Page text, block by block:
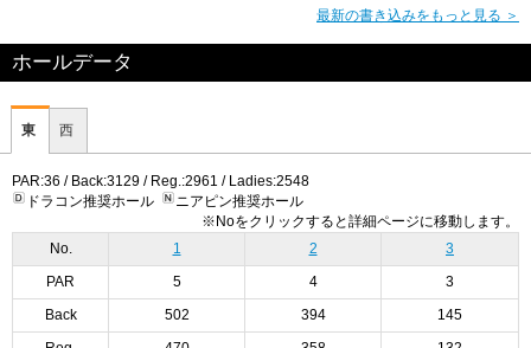
最新の書き込みをもっと見る ＞
ホールデータ
東 西
PAR:36 / Back:3129 / Reg.:2961 / Ladies:2548
ドラコン推奨ホール
ニアピン推奨ホール
※Noをクリックすると詳細ページに移動します。
No.
1 2 3
PAR 5 4 3
Back 502 394 145